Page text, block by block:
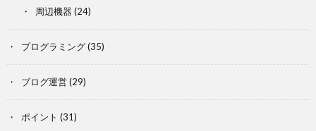
周辺機器 (24)
プログラミング(35)
ブログ運営(29)
ポイント (31)